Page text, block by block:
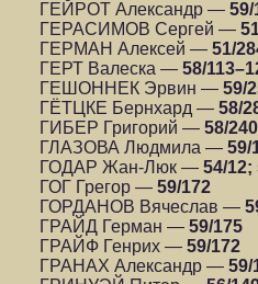
ГЕЙРОТ Александр — 59/
ГЕРАСИМОВ Сергей —
ГЕРМАН Алексей — 51/
ГЕРТ Валеска — 58/
ГЕШОННЕК Эрвин — 59/
ГЁТЦКЕ Бернхард — 58/
ГИБЕР Григорий — 58/
ГЛАЗОВА Людмила — 59/
ГОДАР Жан-Люк — 54/12;
ГОГ Грегор — 59/172
ГОРДАНОВ Вячеслав —
ГРАЙД Герман — 59/175
ГРАЙФ Генрих — 59/172
ГРАНАХ Александр — 59/